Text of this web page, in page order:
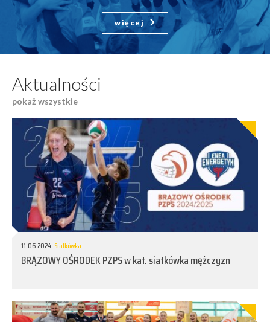
więcej
Aktualności
pokaż wszystkie
11.06.2024 Siatkówka
BRĄZOWY OŚRODEK PZPS w kat. siatkówka mężczyzn